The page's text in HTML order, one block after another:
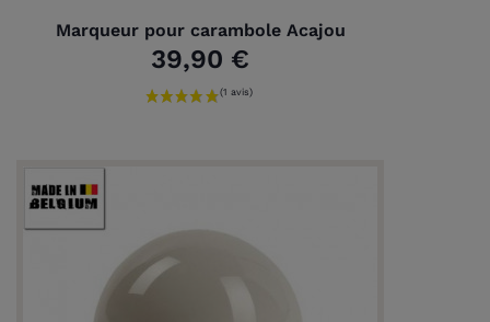
Marqueur pour carambole Acajou
39,90 €